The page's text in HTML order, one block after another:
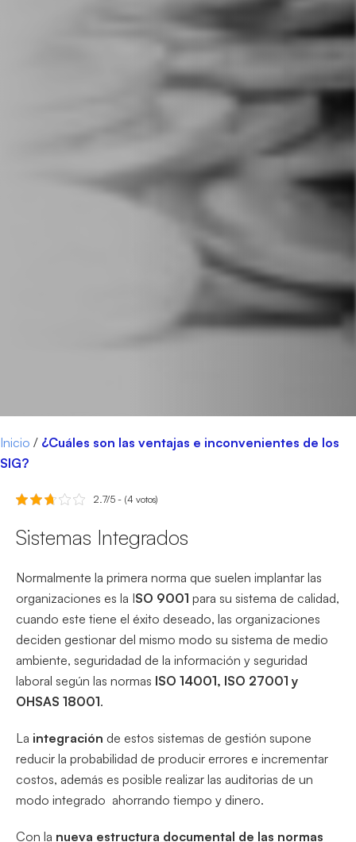
Inicio / ¿Cuáles son las ventajas e inconvenientes de los
SIG?
2.7/5 - (4 votos)
Sistemas Integrados
Normalmente la primera norma que suelen implantar las
organizaciones es la ISO 9001 para su sistema de calidad,
cuando este tiene el éxito deseado, las organizaciones
deciden gestionar del mismo modo su sistema de medio
ambiente, seguridadad de la información y seguridad
laboral según las normas ISO 14001, ISO 27001 y
OHSAS 18001.
La integración de estos sistemas de gestión supone
reducir la probabilidad de producir errores e incrementar
costos, además es posible realizar las auditorias de un
modo integrado ahorrando tiempo y dinero.
Con la nueva estructura documental de las normas